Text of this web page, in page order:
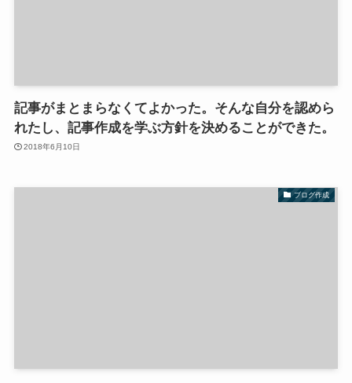
記事がまとまらなくてよかった。そんな自分を認めら
れたし、記事作成を学ぶ方針を決めることができた。
2018年6月10日
ブログ作成